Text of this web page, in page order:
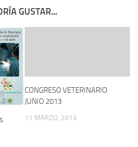
GUSTAR...
CONGRESO VETERINARIO
JUNIO 2013
11 MARZO, 2013